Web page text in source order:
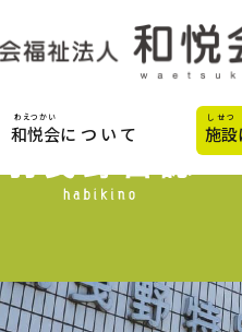
和悦会
わえつかい
について 施設
しせつ